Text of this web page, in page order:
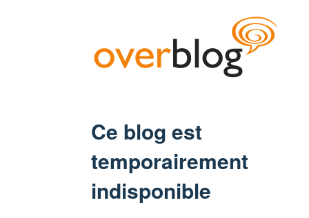
Ce blog est
temporairement
indisponible